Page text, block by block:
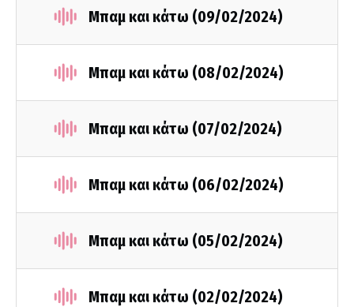
Μπαμ και κάτω (09/02/2024)
Μπαμ και κάτω (08/02/2024)
Μπαμ και κάτω (07/02/2024)
Μπαμ και κάτω (06/02/2024)
Μπαμ και κάτω (05/02/2024)
Μπαμ και κάτω (02/02/2024)